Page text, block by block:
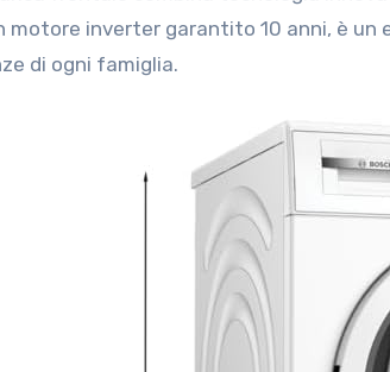
motore inverter garantito 10 anni, è
di ogni famiglia.